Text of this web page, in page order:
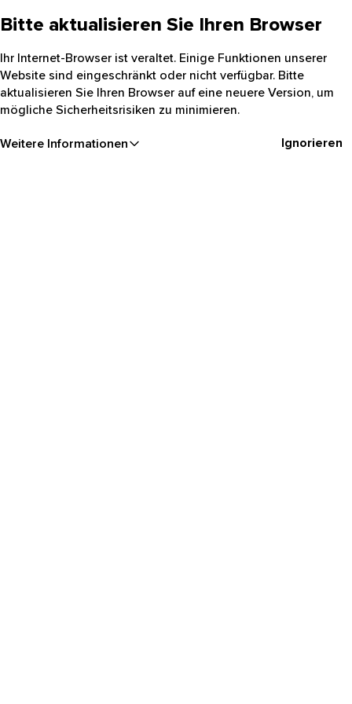
Bitte aktualisieren Sie Ihren Browser
Ihr Internet-Browser ist veraltet. Einige Funktionen unserer
Website sind eingeschränkt oder nicht verfügbar. Bitte
aktualisieren Sie Ihren Browser auf eine neuere Version, um
mögliche Sicherheitsrisiken zu minimieren.
Weitere Informationen Ignorieren